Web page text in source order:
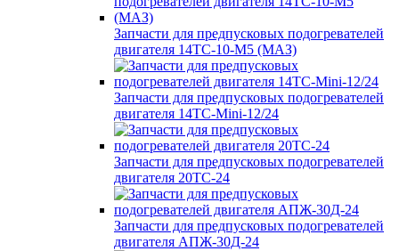
Запчасти для предпусковых подогревателей
двигателя 14ТС-10-М5 (МАЗ)
Запчасти для предпусковых подогревателей
двигателя 14ТС-Mini-12/24
Запчасти для предпусковых подогревателей
двигателя 20ТС-24
Запчасти для предпусковых подогревателей
двигателя АПЖ-30Д-24